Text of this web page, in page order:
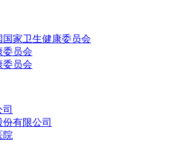
家卫生健康委员会
委员会
委员会
份有限公司
院